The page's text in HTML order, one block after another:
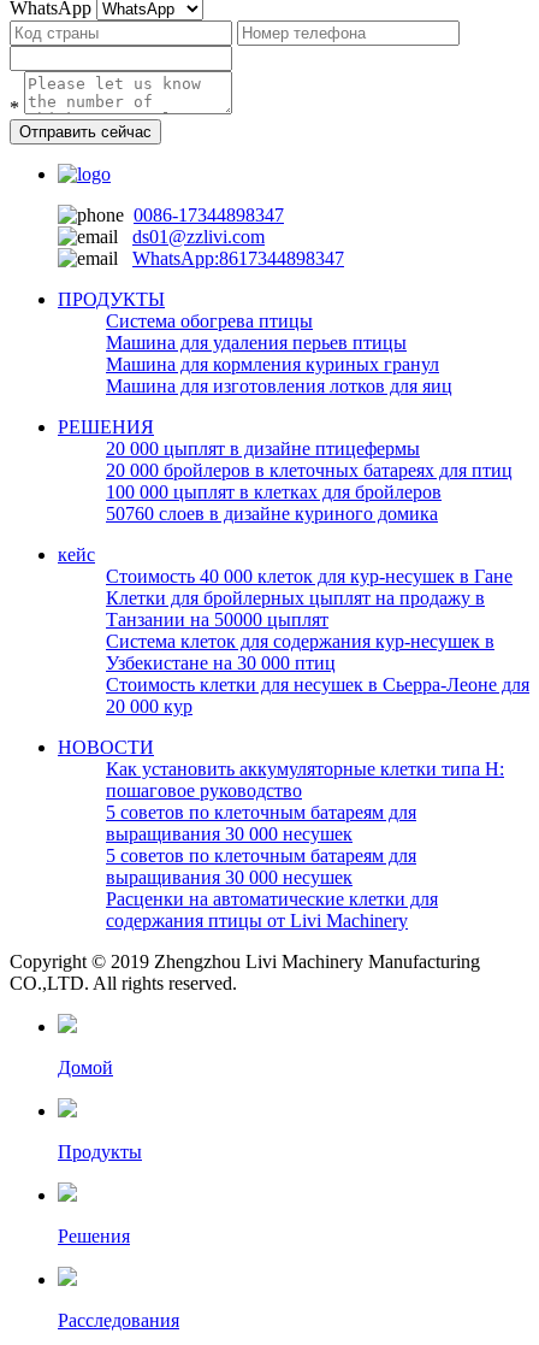
WhatsApp
*
Отправить сейчас
0086-17344898347
ds01@zzlivi.com
WhatsApp:8617344898347
ПРОДУКТЫ
Система обогрева птицы
Машина для удаления перьев птицы
Машина для кормления куриных гранул
Машина для изготовления лотков для яиц
РЕШЕНИЯ
20 000 цыплят в дизайне птицефермы
20 000 бройлеров в клеточных батареях для птиц
100 000 цыплят в клетках для бройлеров
50760 слоев в дизайне куриного домика
кейс
Стоимость 40 000 клеток для кур-несушек в Гане
Клетки для бройлерных цыплят на продажу в
Танзании на 50000 цыплят
Система клеток для содержания кур-несушек в
Узбекистане на 30 000 птиц
Стоимость клетки для несушек в Сьерра-Леоне для
20 000 кур
НОВОСТИ
Как установить аккумуляторные клетки типа H:
пошаговое руководство
5 советов по клеточным батареям для
выращивания 30 000 несушек
5 советов по клеточным батареям для
выращивания 30 000 несушек
Расценки на автоматические клетки для
содержания птицы от Livi Machinery
Copyright © 2019 Zhengzhou Livi Machinery Manufacturing
CO.,LTD. All rights reserved.
Домой
Продукты
Решения
Расследования